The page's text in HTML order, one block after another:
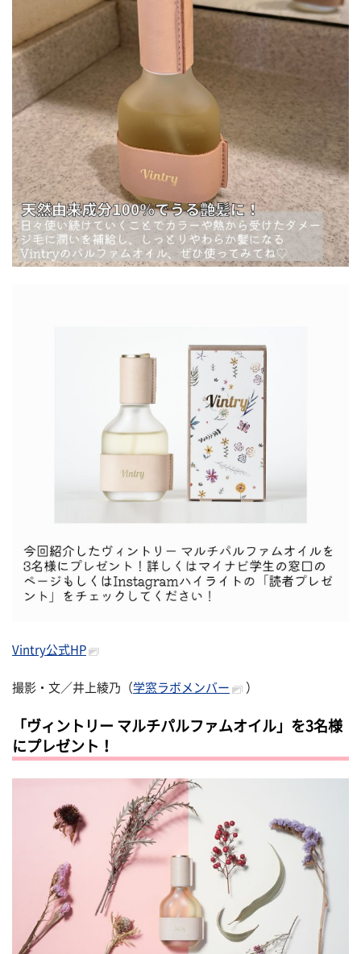
Vintry公式HP
撮影・文／井上綾乃（ 学窓ラボメンバー ）
「ヴィントリー マルチパルファムオイル」を3名様
にプレゼント！